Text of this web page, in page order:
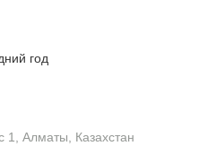
год
1, Алматы, Казахстан